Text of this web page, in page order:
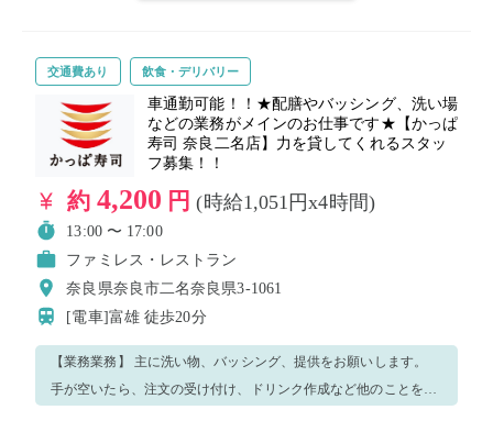
交通費あり 飲食・デリバリー
車通勤可能！！★配膳やバッシング、洗い場
などの業務がメインのお仕事です★【かっぱ
寿司 奈良二名店】力を貸してくれるスタッ
フ募集！！
約 4,200 円(時給1,051円x4時間)
13:00 〜 17:00
ファミレス・レストラン
奈良県奈良市二名奈良県3-1061
[電車]富雄徒歩20分
【業務業務】 主に洗い物、バッシング、提供をお願いします。
手が空いたら、注文の受け付け、ドリンク作成など他のことをお